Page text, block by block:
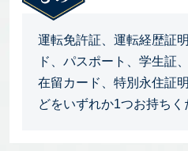
運転免許証、運転経歴証
ド、パスポート、学生証
在留カード、特別永住証
どをいずれか1つお持ちく